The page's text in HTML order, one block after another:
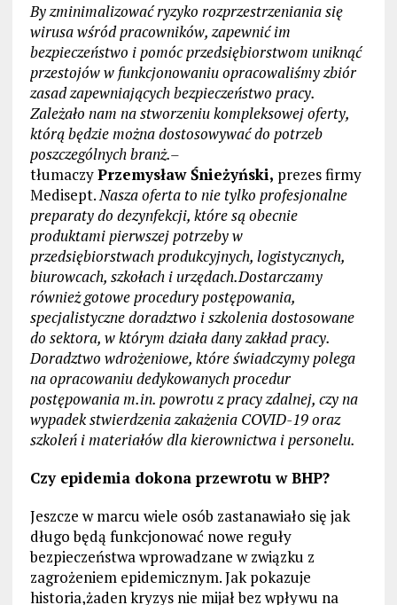
By zminimalizować ryzyko rozprzestrzeniania się
wirusa wśród pracowników, zapewnić im
bezpieczeństwo i pomóc przedsiębiorstwom uniknąć
przestojów w funkcjonowaniu opracowaliśmy zbiór
zasad zapewniających bezpieczeństwo pracy.
Zależało nam na stworzeniu kompleksowej oferty,
którą będzie można dostosowywać do potrzeb
poszczególnych branż.–
tłumaczyPrzemysław Śnieżyński, prezes firmy
Medisept.Nasza oferta to nie tylko profesjonalne
preparaty do dezynfekcji, które są obecnie
produktami pierwszej potrzeby w
przedsiębiorstwach produkcyjnych, logistycznych,
biurowcach, szkołach i urzędach.Dostarczamy
również gotowe procedury postępowania,
specjalistyczne doradztwo i szkolenia dostosowane
do sektora, w którym działa dany zakład pracy.
Doradztwo wdrożeniowe, które świadczymy polega
na opracowaniu dedykowanych procedur
postępowania m.in. powrotu z pracy zdalnej, czy na
wypadek stwierdzenia zakażenia COVID-19 oraz
szkoleń i materiałów dla kierownictwa i personelu.
Czy epidemia dokona przewrotu w BHP?
Jeszcze w marcu wiele osób zastanawiało się jak
długo będą funkcjonować nowe reguły
bezpieczeństwa wprowadzane w związku z
zagrożeniem epidemicznym. Jak pokazuje
historia,żaden kryzys nie mijał bez wpływu na